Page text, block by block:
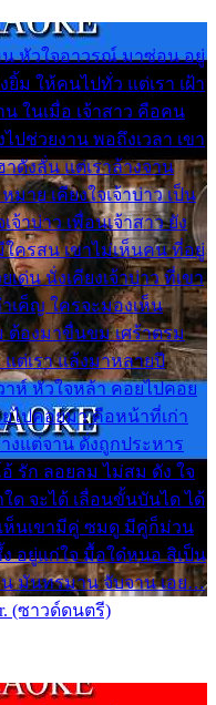
น หัวใจอาวรณ์ มาซ่อน อยู่
ม ให้คนไปทั่ว แต่เรา เฝ้า
น ในเมื่อ เจ้าสาว คือคน
ปช่วยงาน พอถึงเวลา เขา
ดังลั่น แต่เราล้างจาน
าย เคียงใจเจ้าบ่าว เป็น
าบ่าว เพื่อนเจ้าสาว ยัง
ครสน เขาไม่เห็นคน ที่อยู่
ด่น นั่งเคียงเจ้าบ่าว ที่เขา
ำเค็ญ ใครจะมองเห็น
ต้องมาขื่นขม เศร้าตรม
ต่เรา แล้งมาหลายปี
ห์ หัวใจหล้า คอยไปคอย
ไปคอยมา คือหน้าที่เก่า
งแต่จาน ดั่งถูกประหาร
รัก ลอยลม ไม่สม ดัง ใจ
ด จะได้ เลื่อนขั้นบันได ได้
ห็นเขามีคู่ ซมดู มีคู่ก็ม่วน
อยู่แก่ใจ มื้อใด๋หนอ สิเป็น
น มันทรมาน จับจาน เอย…
(ซาวด์ดนตรี)